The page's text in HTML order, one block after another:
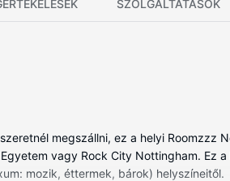
SZOLGÁLTATÁSOK
megszállni, ez a helyi
vagy Rock City Nottingham.
mozik, éttermek, bárok) helyszíneitől.